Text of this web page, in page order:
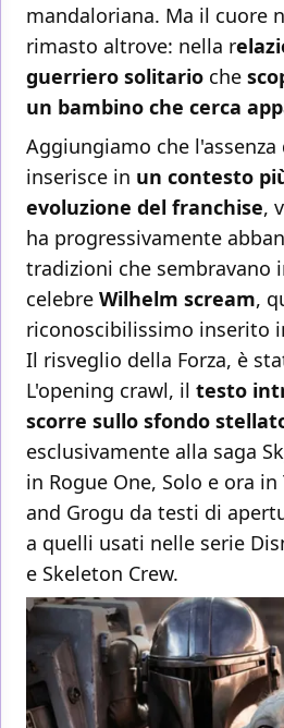
mandaloriana. Ma il cuore
rimasto altrove: nella r
guerriero solitario che
un bambino che cerca
Aggiungiamo che
inserisce in un contesto
evoluzione del franchise,
ha progressivamente
tradizioni che sembravano
celebre Wilhelm scream,
riconoscibilissimo inserito
Il risveglio della Forza, è
L'opening crawl, il testo
scorre sullo sfondo
esclusivamente alla saga
in Rogue One, Solo e ora
and Grogu da testi di
a quelli usati nelle serie
e Skeleton Crew.